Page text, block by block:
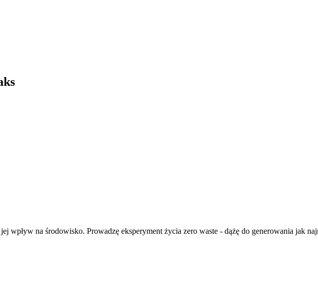
wpływ na środowisko. Prowadzę eksperyment życia zero waste - dążę do generowania jak